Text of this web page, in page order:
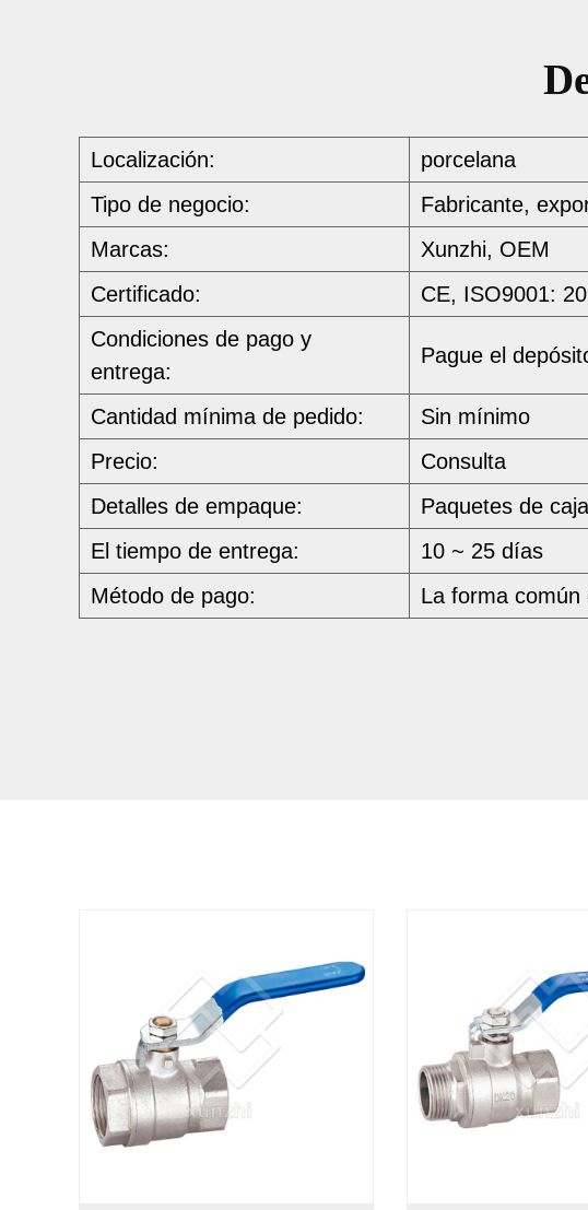
Localización:
porcelana
Tipo de negocio:
Fabricante,
Marcas:
Xunzhi, OEM
Certificado:
CE, ISO9001:
Condiciones de pago y
entrega:
Pague el
Cantidad mínima de pedido:
Sin mínimo
Precio:
Consulta
Detalles de empaque:
Paquetes de caja
El tiempo de entrega:
10 ~ 25 días
Método de pago:
La forma común